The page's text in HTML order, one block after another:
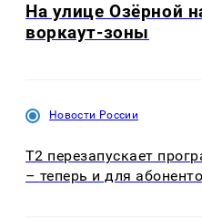
На улице Озëрной
воркаут-зоны
Новости России
Т2 перезапускает
– теперь и для